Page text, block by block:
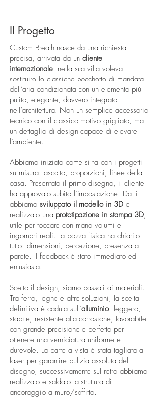
Il Progetto
Custom Breath nasce da una richiesta
precisa, arrivata da un cliente
internazionale: nella sua villa voleva
sostituire le classiche bocchette di mandata
dell’aria condizionata con un elemento più
pulito, elegante, davvero integrato
nell’architettura. Non un semplice accessorio
tecnico con il classico motivo grigliato, ma
un dettaglio di design capace di elevare
l’ambiente.
Abbiamo iniziato come si fa con i progetti
su misura: ascolto, proporzioni, linee della
casa. Presentato il primo disegno, il cliente
ha approvato subito l’impostazione. Da lì
abbiamo sviluppato il modello in 3D e
realizzato una prototipazione in stampa 3D,
utile per toccare con mano volumi e
ingombri reali. La bozza fisica ha chiarito
tutto: dimensioni, percezione, presenza a
parete. Il feedback è stato immediato ed
entusiasta.
Scelto il design, siamo passati ai materiali.
Tra ferro, leghe e altre soluzioni, la scelta
definitiva è caduta sull’alluminio: leggero,
stabile, resistente alla corrosione, lavorabile
con grande precisione e perfetto per
ottenere una verniciatura uniforme e
durevole. La parte a vista è stata tagliata a
laser per garantire pulizia assoluta del
disegno, successivamente sul retro abbiamo
realizzato e saldato la struttura di
ancoraggio a muro/soffitto.